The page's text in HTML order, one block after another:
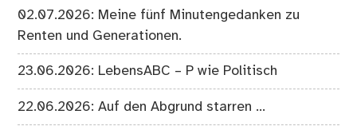
02.07.2026: Meine fünf Minutengedanken zu
Renten und Generationen.
23.06.2026: LebensABC – P wie Politisch
22.06.2026: Auf den Abgrund starren …